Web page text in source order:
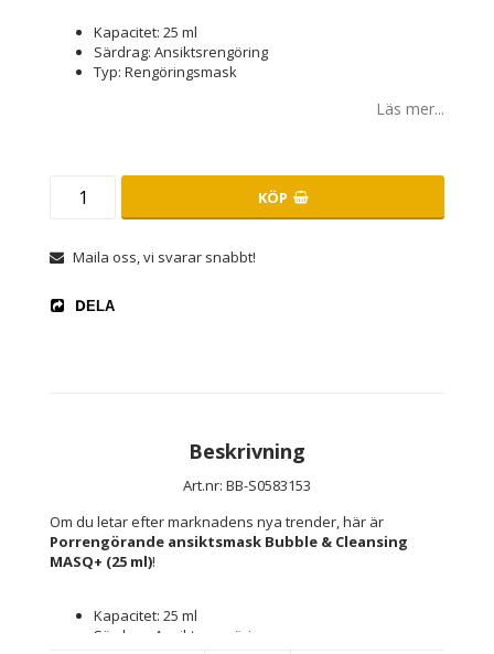
Kapacitet: 25 ml
Särdrag: Ansiktsrengöring
Typ: Rengöringsmask
Läs mer...
KÖP
Maila oss, vi svarar snabbt!
DELA
Beskrivning
Art.nr: BB-S0583153
Porrengörande ansiktsmask Bubble & Cleansing
MASQ+ (25 ml)!
Kapacitet: 25 ml
Särdrag: Ansiktsrengöring